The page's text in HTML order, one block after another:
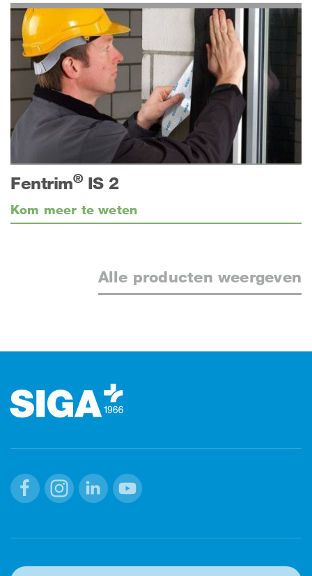
Fentrim®IS 2
Kom meer te weten
Alle producten weergeven